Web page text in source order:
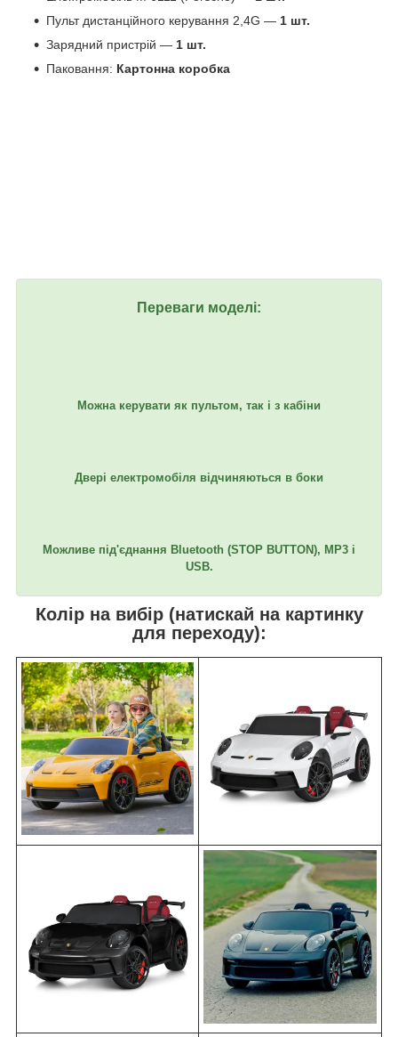
Пульт дистанційного керування 2,4G — 1 шт.
Зарядний пристрій — 1 шт.
Паковання: Картонна коробка
Переваги моделі:
Можна керувати як пультом, так і з кабіни
Двері електромобіля відчиняються в боки
Можливе під'єднання Bluetooth (STOP BUTTON), MP3 і
USB.
Колір на вибір (натискай на картинку
для переходу):